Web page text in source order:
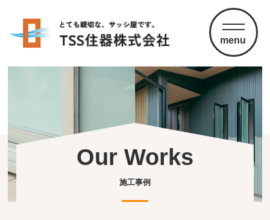
menu
Our Works
施工事例